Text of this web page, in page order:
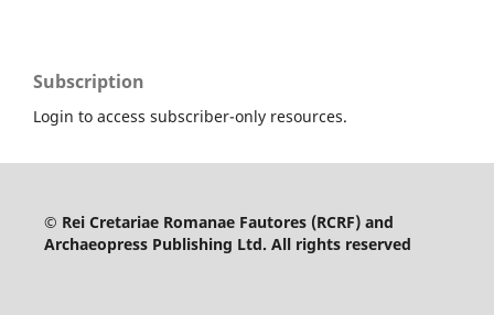
Subscription
Login to access subscriber-only resources.
© Rei Cretariae Romanae Fautores (RCRF) and
Archaeopress Publishing Ltd. All rights reserved